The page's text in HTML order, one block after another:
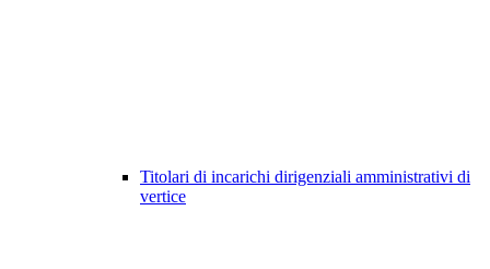
Titolari di incarichi dirigenziali amministrativi di
vertice